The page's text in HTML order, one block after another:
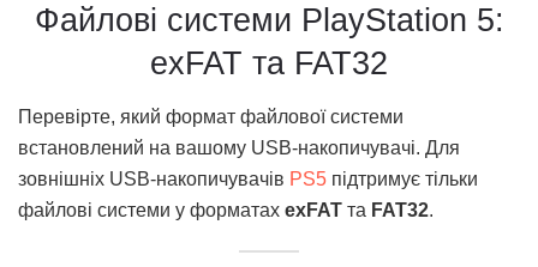
Файлові системи PlayStation 5:
exFAT та FAT32
Перевірте, який формат файлової системи
встановлений на вашому USB-накопичувачі. Для
зовнішніх USB-накопичувачів PS5 підтримує тільки
файлові системи у форматах exFAT та FAT32.